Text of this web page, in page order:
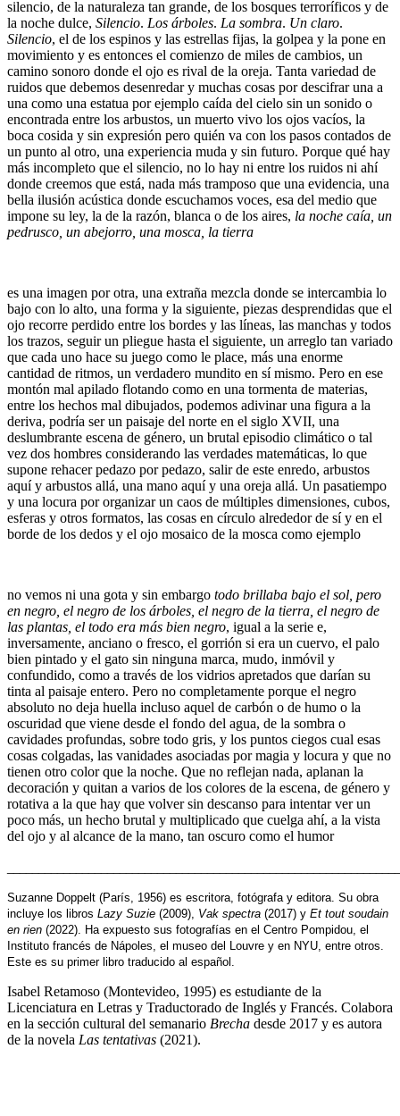
silencio, de la naturaleza tan grande, de los bosques terroríficos y de
la noche dulce, Silencio. Los árboles. La sombra. Un claro.
Silencio, el de los espinos y las estrellas fijas, la golpea y la pone en
movimiento y es entonces el comienzo de miles de cambios, un
camino sonoro donde el ojo es rival de la oreja. Tanta variedad de
ruidos que debemos desenredar y muchas cosas por descifrar una a
una como una estatua por ejemplo caída del cielo sin un sonido o
encontrada entre los arbustos, un muerto vivo los ojos vacíos, la
boca cosida y sin expresión pero quién va con los pasos contados de
un punto al otro, una experiencia muda y sin futuro. Porque qué hay
más incompleto que el silencio, no lo hay ni entre los ruidos ni ahí
donde creemos que está, nada más tramposo que una evidencia, una
bella ilusión acústica donde escuchamos voces, esa del medio que
impone su ley, la de la razón, blanca o de los aires, la noche caía, un
pedrusco, un abejorro, una mosca, la tierra
es una imagen por otra, una extraña mezcla donde se intercambia lo
bajo con lo alto, una forma y la siguiente, piezas desprendidas que el
ojo recorre perdido entre los bordes y las líneas, las manchas y todos
los trazos, seguir un pliegue hasta el siguiente, un arreglo tan variado
que cada uno hace su juego como le place, más una enorme
cantidad de ritmos, un verdadero mundito en sí mismo. Pero en ese
montón mal apilado flotando como en una tormenta de materias,
entre los hechos mal dibujados, podemos adivinar una figura a la
deriva, podría ser un paisaje del norte en el siglo XVII, una
deslumbrante escena de género, un brutal episodio climático o tal
vez dos hombres considerando las verdades matemáticas, lo que
supone rehacer pedazo por pedazo, salir de este enredo, arbustos
aquí y arbustos allá, una mano aquí y una oreja allá. Un pasatiempo
y una locura por organizar un caos de múltiples dimensiones, cubos,
esferas y otros formatos, las cosas en círculo alrededor de sí y en el
borde de los dedos y el ojo mosaico de la mosca como ejemplo
no vemos ni una gota y sin embargo todo brillaba bajo el sol, pero
en negro, el negro de los árboles, el negro de la tierra, el negro de
las plantas, el todo era más bien negro, igual a la serie e,
inversamente, anciano o fresco, el gorrión si era un cuervo, el palo
bien pintado y el gato sin ninguna marca, mudo, inmóvil y
confundido, como a través de los vidrios apretados que darían su
tinta al paisaje entero. Pero no completamente porque el negro
absoluto no deja huella incluso aquel de carbón o de humo o la
oscuridad que viene desde el fondo del agua, de la sombra o
cavidades profundas, sobre todo gris, y los puntos ciegos cual esas
cosas colgadas, las vanidades asociadas por magia y locura y que no
tienen otro color que la noche. Que no reflejan nada, aplanan la
decoración y quitan a varios de los colores de la escena, de género y
rotativa a la que hay que volver sin descanso para intentar ver un
poco más, un hecho brutal y multiplicado que cuelga ahí, a la vista
del ojo y al alcance de la mano, tan oscuro como el humor
Suzanne Doppelt (París, 1956) es escritora, fotógrafa y editora. Su obra
incluye los libros Lazy Suzie (2009), Vak spectra (2017) y Et tout soudain
en rien (2022). Ha expuesto sus fotografías en el Centro Pompidou, el
Instituto francés de Nápoles, el museo del Louvre y en NYU, entre otros.
Este es su primer libro traducido al español.
Isabel Retamoso (Montevideo, 1995) es estudiante de la
Licenciatura en Letras y Traductorado de Inglés y Francés. Colabora
en la sección cultural del semanario Brecha desde 2017 y es autora
de la novela Las tentativas (2021).